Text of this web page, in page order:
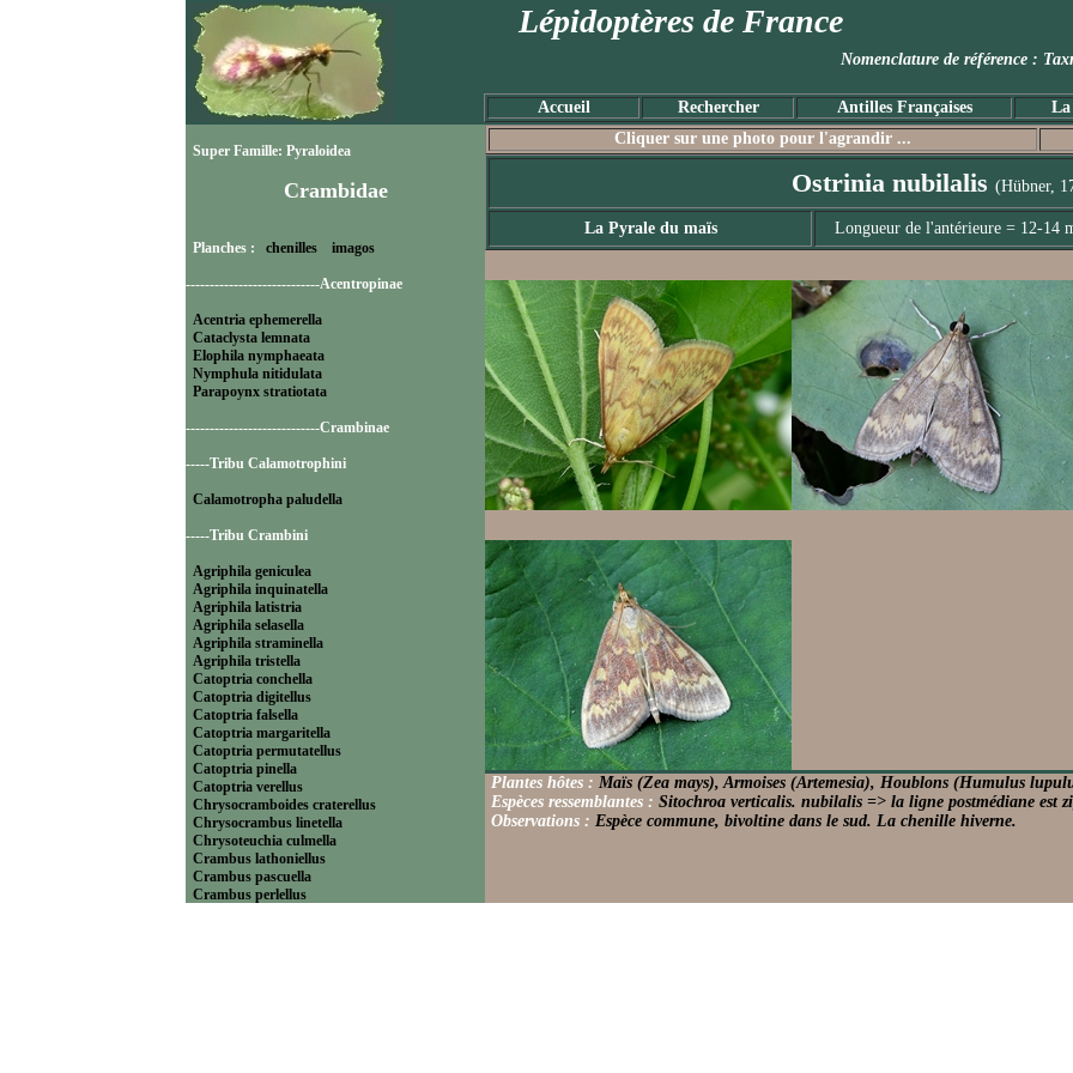
Lépidoptères de France
Nomenclature de référence
Accueil Rechercher Antilles Françaises La
Super Famille: Pyraloidea
Crambidae
Planches : chenilles imagos
----------------------------Acentropinae
Acentria ephemerella
Cataclysta lemnata
Elophila nymphaeata
Nymphula nitidulata
Parapoynx stratiotata
----------------------------Crambinae
-----Tribu Calamotrophini
Calamotropha paludella
-----Tribu Crambini
Agriphila geniculea
Agriphila inquinatella
Agriphila latistria
Agriphila selasella
Agriphila straminella
Agriphila tristella
Catoptria conchella
Catoptria digitellus
Catoptria falsella
Catoptria margaritella
Catoptria permutatellus
Catoptria pinella
Catoptria verellus
Chrysocramboides craterellus
Chrysocrambus linetella
Chrysoteuchia culmella
Crambus lathoniellus
Crambus pascuella
Crambus perlellus
Cliquer sur une photo pour l'agrandir ...
Ostrinia nubilalis (Hübner,
La Pyrale du maïs Longueur de l'antérieure = 12-14
Plantes hôtes : Maïs (Zea mays), Armoises (Artemesia), Houblons (Humulus
Espèces ressemblantes : Sitochroa verticalis. nubilalis => la ligne postmédiane est
Observations : Espèce commune, bivoltine dans le sud. La chenille hiverne.